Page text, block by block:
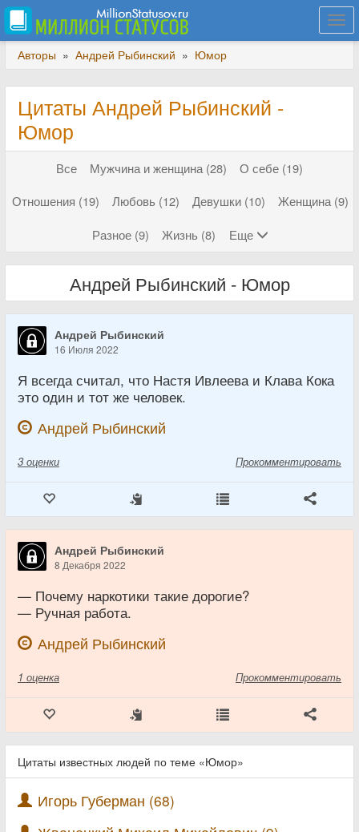
Авторы » Андрей Рыбинский » Юмор
Цитаты Андрей Рыбинский -
Юмор
Все Мужчина и женщина (28)
О себе (19)
Отношения (19)
Любовь (12) Девушки (10)
Женщина (9)
Разное (9)
Жизнь (8) Еще
Андрей Рыбинский - Юмор
Андрей Рыбинский
16 Июля 2022
Я всегда считал, что Настя Ивлеева и Клава Кока
это один и тот же человек.
Андрей Рыбинский
3 оценки Прокомментировать
Андрей Рыбинский
8 Декабря 2022
— Почему наркотики такие дорогие?
— Ручная работа.
Андрей Рыбинский
1 оценка Прокомментировать
Цитаты известных людей по теме «Юмор»
Игорь Губерман (68)